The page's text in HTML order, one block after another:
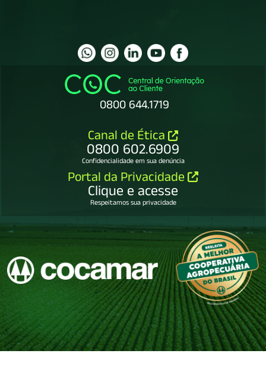
0800 644.1719
Canal de Ética
0800 602.6909
Confidencialidade em sua denúncia
Portal da Privacidade
Clique e acesse
Respeitamos sua privacidade